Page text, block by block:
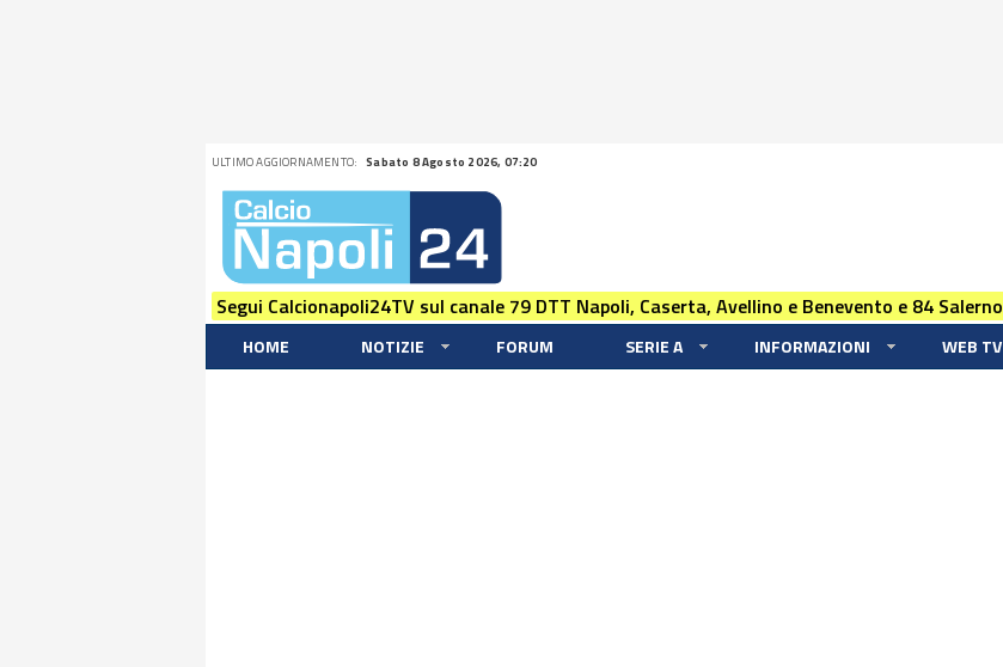
ULTIMO AGGIORNAMENTO: Sabato 8 Agosto 2026, 07:20
Segui Calcionapoli24TV sul canale 79 DTT Napoli, Caserta, Avellino e Benevento e 84 Salerno
HOME NOTIZIE FORUM SERIE A INFORMAZIONI WEB TV